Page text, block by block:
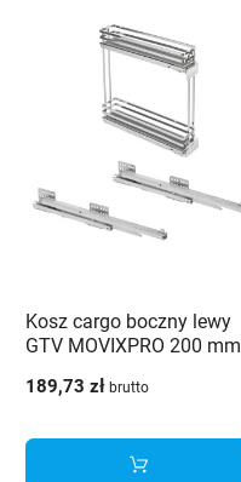
Kosz cargo boczny lewy
GTV MOVIXPRO 200 mm
200BO-01
189,73 zł brutto